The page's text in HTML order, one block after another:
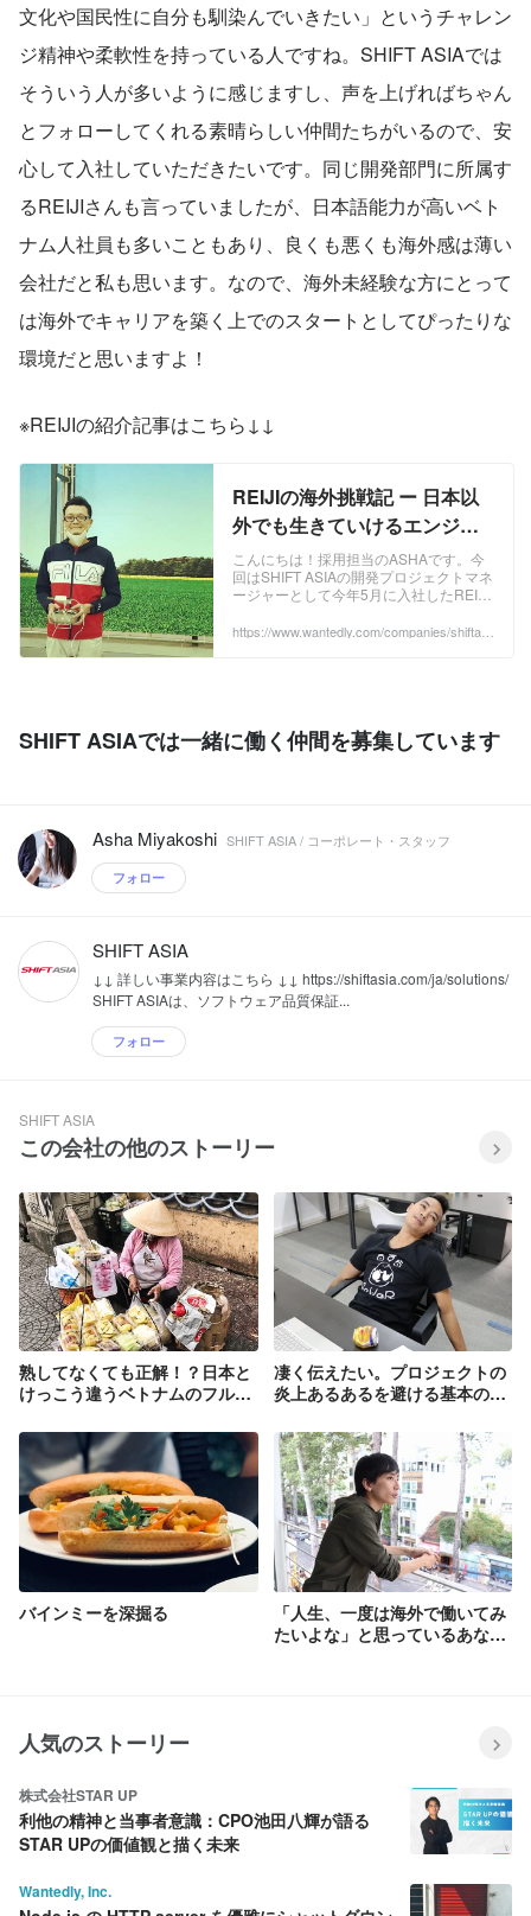
文化や国民性に自分も馴染んでいきたい」というチャレン
ジ精神や柔軟性を持っている人ですね。SHIFT ASIAでは
そういう人が多いように感じますし、声を上げればちゃん
とフォローしてくれる素晴らしい仲間たちがいるので、安
心して入社していただきたいです。同じ開発部門に所属す
るREIJIさんも言っていましたが、日本語能力が高いベト
ナム人社員も多いこともあり、良くも悪くも海外感は薄い
会社だと私も思います。なので、海外未経験な方にとって
は海外でキャリアを築く上でのスタートとしてぴったりな
環境だと思いますよ！
※REIJIの紹介記事はこちら↓↓
REIJIの海外挑戦記 ー 日本以
外でも生きていけるエンジニ
アになる。 | SHIFT ASIA
Members
こんにちは！採用担当のASHAです。今
回はSHIFT ASIAの開発プロジェクトマネ
ージャーとして今年5月に入社したREIJI
年5月に入社後、5月下旬にベトナムへ入
https://www.wantedly.com/companies/shiftasi
SHIFT ASIAでは一緒に働く仲間を募集しています
Asha Miyakoshi SHIFT ASIA / コーポレート・スタッフ
フォロー
SHIFT ASIA
↓↓ 詳しい事業内容はこちら ↓↓ https://shiftasia.com/ja/solutions/
SHIFT ASIAは、ソフトウェア品質保証...
フォロー
SHIFT ASIA
この会社の他のストーリー
熟してなくても正解！？日本と
けっこう違うベトナムのフルー
凄く伝えたい。プロジェクトの
炎上あるあるを避ける基本の考
バインミーを深掘る
「人生、一度は海外で働いてみ
たいよな」と思っているあなた
人気のストーリー
株式会社STAR UP
利他の精神と当事者意識：CPO池田八輝が語る
STAR UPの価値観と描く未来
Wantedly, Inc.